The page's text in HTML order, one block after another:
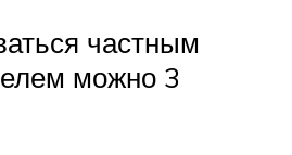
частным
можно 3